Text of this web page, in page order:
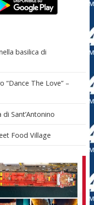
basilica di
“Dance The Love” –
Sant’Antonino
Food Village